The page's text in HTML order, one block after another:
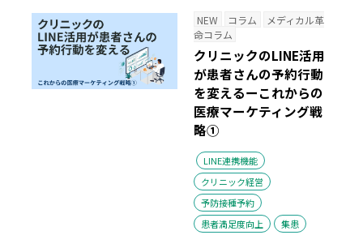
NEW コラム
メディカル革
命コラム
クリニックのLINE活用
が患者さんの予約行動
を変えるーこれからの
医療マーケティング戦
略①
LINE連携機能
クリニック経営
予防接種予約
患者満足度向上
集患